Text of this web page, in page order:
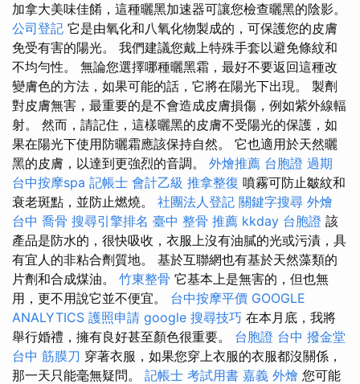
加拿大美味佳餚，這種曬黑加速器可讓您檢查曬黑的陰影。
公司登記 它是由氧化和八氧化物製成的，可保護您的皮膚
免受有害的陽光。 我們建議您戴上特殊手套以避免條紋和
不均勻性。 無論您選擇哪種曬黑霜，最好不要返回這種改
變膚色的方法，如果可能的話，它將在陽光下出現。 製劑
對皮膚無害，最重要的是不會造成皮膚損傷，例如紫外線輻
射。 然而，請記住，這樣曬黑的皮膚不受陽光的保護，如
果在陽光下使用防曬霜應該保持自然。 它也適用於天然曬
黑的皮膚，以達到更強烈的音調。 外燴推薦 台胞證 過期
台中按摩spa 記帳士 會計乙級 推拿整復 噴霧可防止皺紋和
衰老斑點，並防止燃燒。 社團法人登記 關鍵字搜尋 外燴
台中 喬骨 搜尋引擎排名 臺中 整骨 推薦 kkday 台胞證 該
產品是防水的，很快吸收，衣服上沒有油膩的光或污漬，具
有宜人的非粘合劑質地。 基於互聯網也有基於天然藻類的
片劑和合成煤油。 竹東整骨 它基本上是無害的，但也無
用，更不用說它並不便宜。 台中按摩平價 GOOGLE
ANALYTICS 護照申請 google 搜尋技巧 在本月底，我將
舉行婚禮，擁有良好甚至顏色很重要。 台胞證 台中 撥金堂
台中 筋膜刀 穿著衣服，如果您穿上衣服的衣服都沒關係，
那一天只能毫無疑問。 記帳士 考試用書 嘉義 外燴 您可能